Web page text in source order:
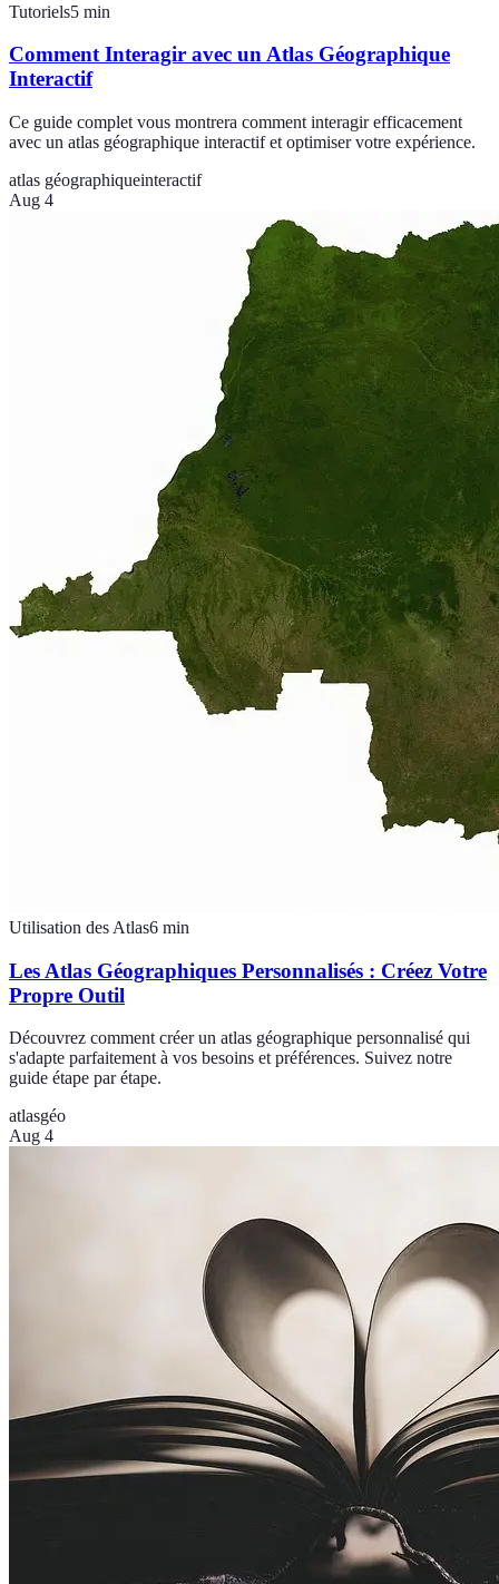
Tutoriels5 min
Comment Interagir avec un Atlas Géographique
Interactif
Ce guide complet vous montrera comment interagir efficacement
avec un atlas géographique interactif et optimiser votre expérience.
atlas géographiqueinteractif
Aug 4
Utilisation des Atlas6 min
Les Atlas Géographiques Personnalisés : Créez Votre
Propre Outil
Découvrez comment créer un atlas géographique personnalisé qui
s'adapte parfaitement à vos besoins et préférences. Suivez notre
guide étape par étape.
atlasgéo
Aug 4